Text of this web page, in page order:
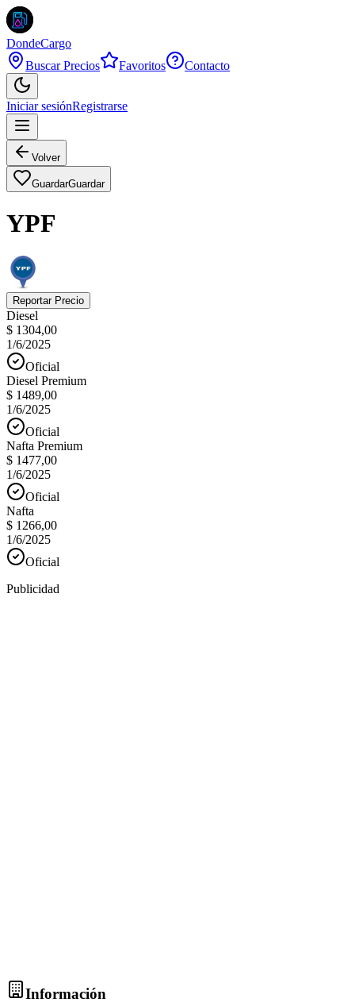
DondeCargo
Buscar Precios
Favoritos Contacto
Iniciar sesiónRegistrarse
Volver
GuardarGuardar
YPF
Reportar Precio
Diesel
$ 1304,00
1/6/2025
Oficial
Diesel Premium
$ 1489,00
1/6/2025
Oficial
Nafta Premium
$ 1477,00
1/6/2025
Oficial
Nafta
$ 1266,00
1/6/2025
Oficial
Publicidad
Información